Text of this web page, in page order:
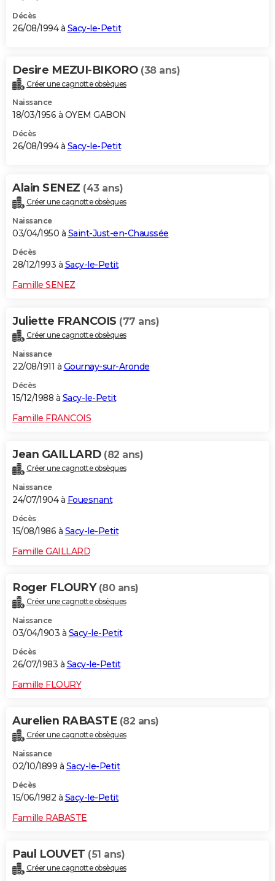
Décès
26/08/1994 à Sacy-le-Petit
Desire MEZUI-BIKORO (38 ans)
Créer une cagnotte obsèques
Naissance
18/03/1956 à OYEM GABON
Décès
26/08/1994 à Sacy-le-Petit
Alain SENEZ (43 ans)
Créer une cagnotte obsèques
Naissance
03/04/1950 à Saint-Just-en-Chaussée
Décès
28/12/1993 à Sacy-le-Petit
Famille SENEZ
Juliette FRANCOIS (77 ans)
Créer une cagnotte obsèques
Naissance
22/08/1911 à Gournay-sur-Aronde
Décès
15/12/1988 à Sacy-le-Petit
Famille FRANCOIS
Jean GAILLARD (82 ans)
Créer une cagnotte obsèques
Naissance
24/07/1904 à Fouesnant
Décès
15/08/1986 à Sacy-le-Petit
Famille GAILLARD
Roger FLOURY (80 ans)
Créer une cagnotte obsèques
Naissance
03/04/1903 à Sacy-le-Petit
Décès
26/07/1983 à Sacy-le-Petit
Famille FLOURY
Aurelien RABASTE (82 ans)
Créer une cagnotte obsèques
Naissance
02/10/1899 à Sacy-le-Petit
Décès
15/06/1982 à Sacy-le-Petit
Famille RABASTE
Paul LOUVET (51 ans)
Créer une cagnotte obsèques